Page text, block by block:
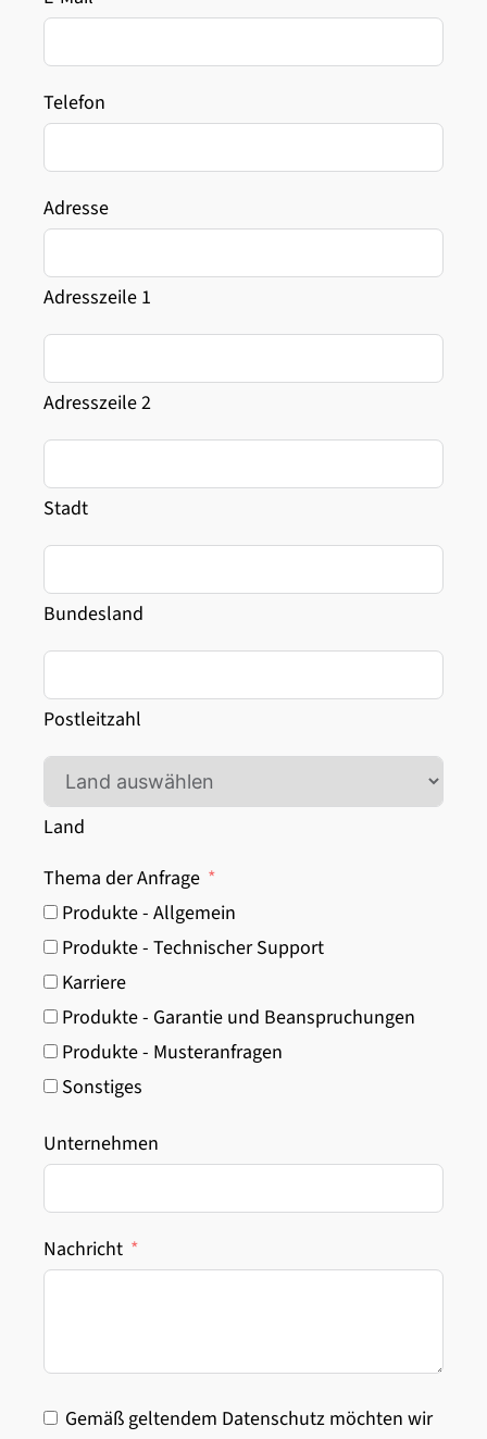
Telefon
Adresse
Adresszeile 1
Adresszeile 2
Stadt
Bundesland
Postleitzahl
Land
Thema der Anfrage
Produkte - Allgemein
Produkte - Technischer Support
Karriere
Produkte - Garantie und Beanspruchungen
Produkte - Musteranfragen
Sonstiges
Unternehmen
Nachricht
Gemäß geltendem Datenschutz möchten wir